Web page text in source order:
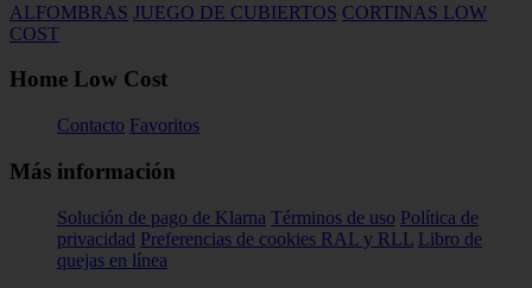
ALFOMBRAS JUEGO DE CUBIERTOS CORTINAS LOW
COST
Home Low Cost
Contacto Favoritos
Más información
Solución de pago de Klarna Términos de uso Política de
privacidad Preferencias de cookies RAL y RLL Libro de
quejas en línea